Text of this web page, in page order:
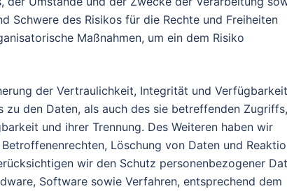
Schwere des Risikos für die Rechte und Freiheiten
Maßnahmen, um ein dem Risiko
der Vertraulichkeit, Integrität und Verfügbarkeit
den Daten, als auch des sie betreffenden Zugriffs,
und ihrer Trennung. Des Weiteren haben wir
Löschung von Daten und
wir den Schutz personenbezogener
Software sowie Verfahren, entsprechend dem